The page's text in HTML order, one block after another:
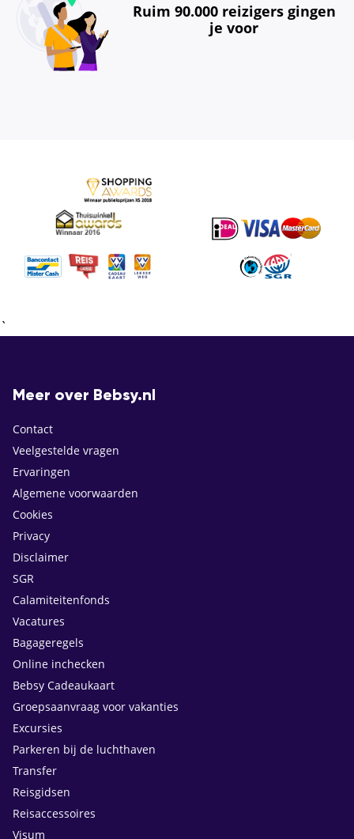
Ruim 90.000 reizigers gingen
je voor
`
Meer over Bebsy.nl
Contact
Veelgestelde vragen
Ervaringen
Algemene voorwaarden
Cookies
Privacy
Disclaimer
SGR
Calamiteitenfonds
Vacatures
Bagageregels
Online inchecken
Bebsy Cadeaukaart
Groepsaanvraag voor vakanties
Excursies
Parkeren bij de luchthaven
Transfer
Reisgidsen
Reisaccessoires
Visum